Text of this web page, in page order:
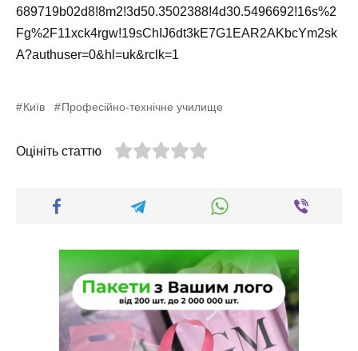
689719b02d8!8m2!3d50.3502388!4d30.5496692!16s%2
Fg%2F11xck4rgw!19sChIJ6dt3kE7G1EAR2AKbcYm2sk
A?authuser=0&hl=uk&rclk=1
Київ Професійно-технічне училище
Оцініть статтю